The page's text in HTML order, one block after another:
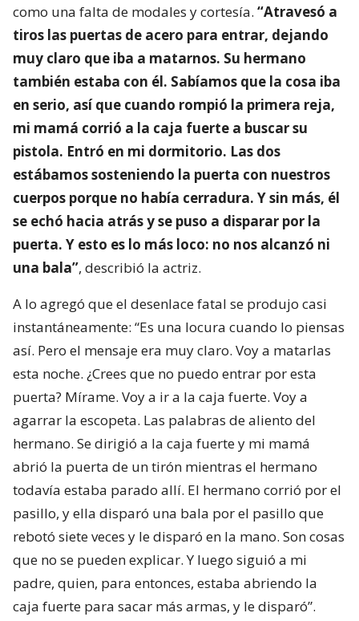
como una falta de modales y cortesía. “Atravesó a
tiros las puertas de acero para entrar, dejando
muy claro que iba a matarnos. Su hermano
también estaba con él. Sabíamos que la cosa iba
en serio, así que cuando rompió la primera reja,
mi mamá corrió a la caja fuerte a buscar su
pistola. Entró en mi dormitorio. Las dos
estábamos sosteniendo la puerta con nuestros
cuerpos porque no había cerradura. Y sin más, él
se echó hacia atrás y se puso a disparar por la
puerta. Y esto es lo más loco: no nos alcanzó ni
una bala”, describió la actriz.
A lo agregó que el desenlace fatal se produjo casi
instantáneamente: “Es una locura cuando lo piensas
así. Pero el mensaje era muy claro. Voy a matarlas
esta noche. ¿Crees que no puedo entrar por esta
puerta? Mírame. Voy a ir a la caja fuerte. Voy a
agarrar la escopeta. Las palabras de aliento del
hermano. Se dirigió a la caja fuerte y mi mamá
abrió la puerta de un tirón mientras el hermano
todavía estaba parado allí. El hermano corrió por el
pasillo, y ella disparó una bala por el pasillo que
rebotó siete veces y le disparó en la mano. Son cosas
que no se pueden explicar. Y luego siguió a mi
padre, quien, para entonces, estaba abriendo la
caja fuerte para sacar más armas, y le disparó”.